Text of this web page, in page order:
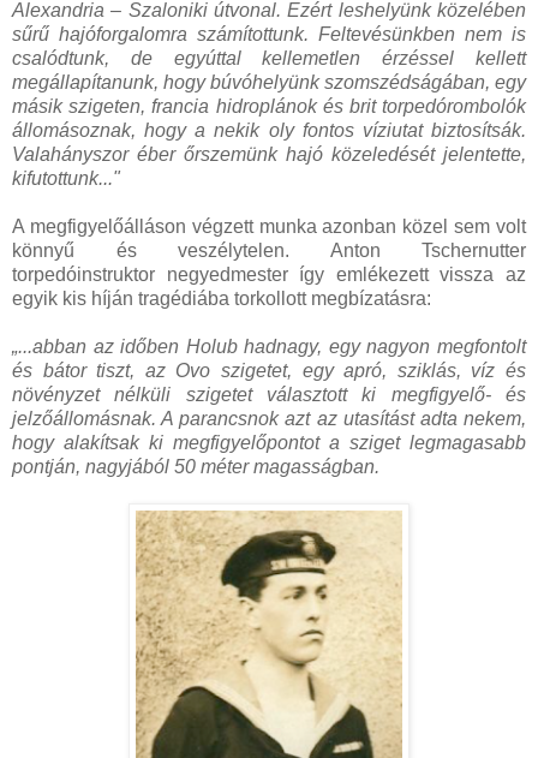
Alexandria – Szaloniki útvonal. Ezért leshelyünk közelében
sűrű hajóforgalomra számítottunk. Feltevésünkben nem is
csalódtunk, de egyúttal kellemetlen érzéssel kellett
megállapítanunk, hogy búvóhelyünk szomszédságában, egy
másik szigeten, francia hidroplánok és brit torpedórombolók
állomásoznak, hogy a nekik oly fontos víziutat biztosítsák.
Valahányszor éber őrszemünk hajó közeledését jelentette,
kifutottunk..."
A megfigyelőálláson végzett munka azonban közel sem volt
könnyű és veszélytelen. Anton Tschernutter
torpedóinstruktor negyedmester így emlékezett vissza az
egyik kis híján tragédiába torkollott megbízatásra:
„...abban az időben Holub hadnagy, egy nagyon megfontolt
és bátor tiszt, az Ovo szigetet, egy apró, sziklás, víz és
növényzet nélküli szigetet választott ki megfigyelő- és
jelzőállomásnak. A parancsnok azt az utasítást adta nekem,
hogy alakítsak ki megfigyelőpontot a sziget legmagasabb
pontján, nagyjából 50 méter magasságban.